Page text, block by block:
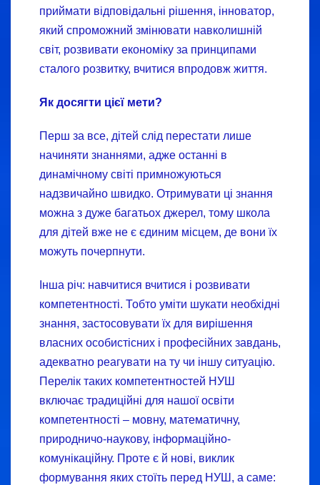
приймати відповідальні рішення, інноватор,
який спроможний змінювати навколишній
світ, розвивати економіку за принципами
сталого розвитку, вчитися впродовж життя.
Як досягти цієї мети?
Перш за все, дітей слід перестати лише
начиняти знаннями, адже останні в
динамічному світі примножуються
надзвичайно швидко. Отримувати ці знання
можна з дуже багатьох джерел, тому школа
для дітей вже не є єдиним місцем, де вони їх
можуть почерпнути.
Інша річ: навчитися вчитися і розвивати
компетентності. Тобто уміти шукати необхідні
знання, застосовувати їх для вирішення
власних особистісних і професійних завдань,
адекватно реагувати на ту чи іншу ситуацію.
Перелік таких компетентностей НУШ
включає традиційні для нашої освіти
компетентності – мовну, математичну,
природничо-наукову, інформаційно-
комунікаційну. Проте є й нові, виклик
формування яких стоїть перед НУШ, а саме: